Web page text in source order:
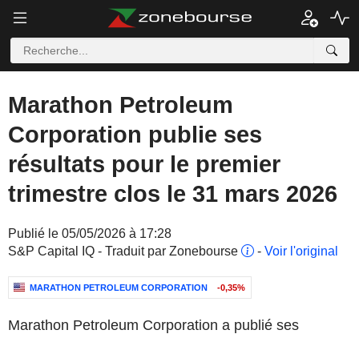
Marathon Petroleum
Corporation publie ses
résultats pour le premier
trimestre clos le 31 mars 2026
Publié le 05/05/2026 à 17:28
S&P Capital IQ - Traduit par Zonebourse
- Voir l'original
MARATHON PETROLEUM CORPORATION -0,35%
Marathon Petroleum Corporation a publié ses